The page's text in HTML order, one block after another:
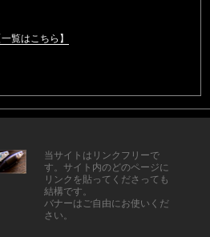
一覧はこちら】
当サイトはリンクフリーで
す。サイト内のどのページに
リンクを貼ってくださっても
結構です。
バナーはご自由にお使いくだ
さい。